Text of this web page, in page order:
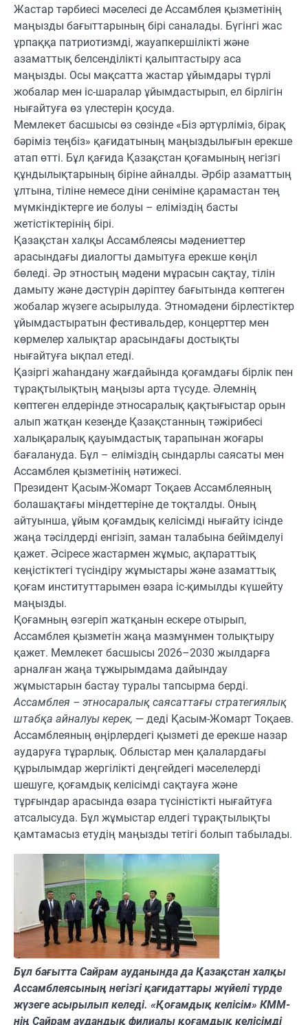
Жастар тәрбиесі мәселесі де Ассамблея қызметінің
маңызды бағыттарының бірі саналады. Бүгінгі жас
ұрпаққа патриотизмді, жауапкершілікті және
азаматтық белсенділікті қалыптастыру аса
маңызды. Осы мақсатта жастар ұйымдары түрлі
жобалар мен іс-шаралар ұйымдастырып, ел бірлігін
нығайтуға өз үлестерін қосуда.
Мемлекет басшысы өз сөзінде «Біз әртүрліміз, бірақ
бәріміз теңбіз» қағидатының маңыздылығын ерекше
атап өтті. Бұл қағида Қазақстан қоғамының негізгі
құндылықтарының біріне айналды. Әрбір азаматтың
ұлтына, тіліне немесе діни сеніміне қарамастан тең
мүмкіндіктерге ие болуы – еліміздің басты
жетістіктерінің бірі.
Қазақстан халқы Ассамблеясы мәдениеттер
арасындағы диалогты дамытуға ерекше көңіл
бөледі. Әр этностың мәдени мұрасын сақтау, тілін
дамыту және дәстүрін дәріптеу бағытында көптеген
жобалар жүзеге асырылуда. Этномәдени бірлестіктер
ұйымдастыратын фестивальдер, концерттер мен
көрмелер халықтар арасындағы достықты
нығайтуға ықпал етеді.
Қазіргі жаһандану жағдайында қоғамдағы бірлік пен
тұрақтылықтың маңызы арта түсуде. Әлемнің
көптеген елдерінде этносаралық қақтығыстар орын
алып жатқан кезеңде Қазақстанның тәжірибесі
халықаралық қауымдастық тарапынан жоғары
бағалануда. Бұл – еліміздің сындарлы саясаты мен
Ассамблея қызметінің нәтижесі.
Президент Қасым-Жомарт Тоқаев Ассамблеяның
болашақтағы міндеттеріне де тоқталды. Оның
айтуынша, ұйым қоғамдық келісімді нығайту ісінде
жаңа тәсілдерді енгізіп, заман талабына бейімделуі
қажет. Әсіресе жастармен жұмыс, ақпараттық
кеңістіктегі түсіндіру жұмыстары және азаматтық
қоғам институттарымен өзара іс-қимылды күшейту
маңызды.
Қоғамның өзгеріп жатқанын ескере отырып,
Ассамблея қызметін жаңа мазмұнмен толықтыру
қажет. Мемлекет басшысы 2026–2030 жылдарға
арналған жаңа тұжырымдама дайындау
жұмыстарын бастау туралы тапсырма берді.
Ассамблея – этносаралық саясаттағы стратегиялық
штабқа айналуы керек, — деді Қасым-Жомарт Тоқаев.
Ассамблеяның өңірлердегі қызметі де ерекше назар
аударуға тұрарлық. Облыстар мен қалалардағы
құрылымдар жергілікті деңгейдегі мәселелерді
шешуге, қоғамдық келісімді сақтауға және
тұрғындар арасында өзара түсіністікті нығайтуға
атсалысуда. Бұл жұмыстар елдегі тұрақтылықты
қамтамасыз етудің маңызды тетігі болып табылады.
Бұл бағытта Сайрам ауданында да Қазақстан халқы
Ассамблеясының негізгі қағидаттары жүйелі түрде
жүзеге асырылып келеді. «Қоғамдық келісім» КММ-
нің Сайрам аудандық филиалы қоғамдық келісімді